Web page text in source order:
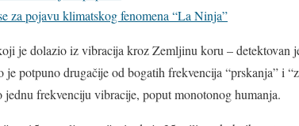
za pojavu klimatskog fenomena “La Ninja”
je dolazio iz vibracija kroz Zemljinu koru – detektovan
je potpuno drugačije od bogatih frekvencija “prskanja” i
jednu frekvenciju vibracije, poput monotonog humanja.